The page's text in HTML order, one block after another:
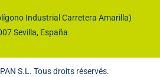
Industrial Carretera Amarilla)
Sevilla, España
S.L. Tous droits réservés.